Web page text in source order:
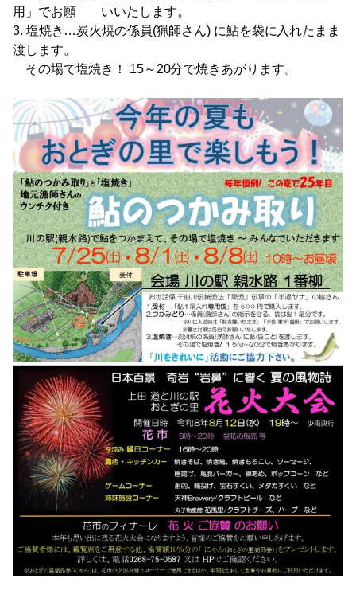
用」でお願 いいたします。
3. 塩焼き…炭火焼の係員(猟師さん) に鮎を袋に入れたまま
渡します。
その場で塩焼き！ 15～20分で焼きあがります。